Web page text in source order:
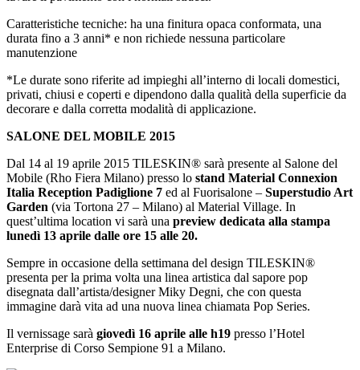
Caratteristiche tecniche: ha una finitura opaca conformata, una
durata fino a 3 anni* e non richiede nessuna particolare
manutenzione
*Le durate sono riferite ad impieghi all’interno di locali domestici,
privati, chiusi e coperti e dipendono dalla qualità della superficie da
decorare e dalla corretta modalità di applicazione.
SALONE DEL MOBILE 2015
Dal 14 al 19 aprile 2015 TILESKIN® sarà presente al Salone del
Mobile (Rho Fiera Milano) presso lo stand Material Connexion
Italia Reception Padiglione 7 ed al Fuorisalone – Superstudio Art
Garden (via Tortona 27 – Milano) al Material Village. In
quest’ultima location vi sarà una preview dedicata alla stampa
lunedì 13 aprile dalle ore 15 alle 20.
Sempre in occasione della settimana del design TILESKIN®
presenta per la prima volta una linea artistica dal sapore pop
disegnata dall’artista/designer Miky Degni, che con questa
immagine darà vita ad una nuova linea chiamata Pop Series.
Il vernissage sarà giovedì 16 aprile alle h19 presso l’Hotel
Enterprise di Corso Sempione 91 a Milano.